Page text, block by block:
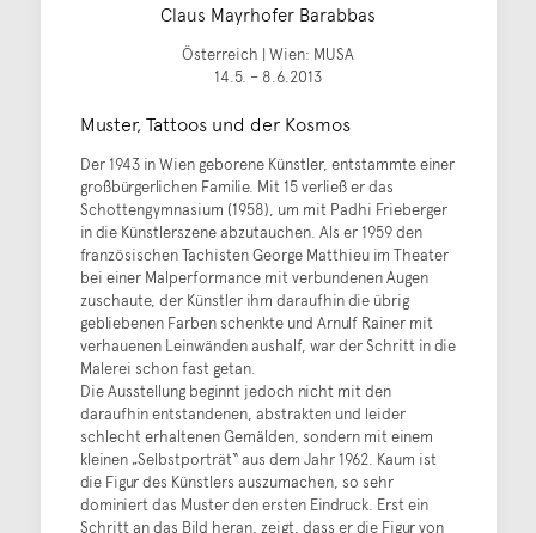
Claus Mayrhofer Barabbas
Österreich | Wien: MUSA
14.5. – 8.6.2013
Muster, Tattoos und der Kosmos
Der 1943 in Wien geborene Künstler, entstammte einer
großbürgerlichen Familie. Mit 15 verließ er das
Schottengymnasium (1958), um mit Padhi Frieberger
in die Künstlerszene abzutauchen. Als er 1959 den
französischen Tachisten George Matthieu im Theater
bei einer Malperformance mit verbundenen Augen
zuschaute, der Künstler ihm daraufhin die übrig
gebliebenen Farben schenkte und Arnulf Rainer mit
verhauenen Leinwänden aushalf, war der Schritt in die
Malerei schon fast getan.
Die Ausstellung beginnt jedoch nicht mit den
daraufhin entstandenen, abstrakten und leider
schlecht erhaltenen Gemälden, sondern mit einem
kleinen „Selbstporträt“ aus dem Jahr 1962. Kaum ist
die Figur des Künstlers auszumachen, so sehr
dominiert das Muster den ersten Eindruck. Erst ein
Schritt an das Bild heran, zeigt, dass er die Figur von